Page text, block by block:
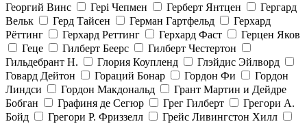
Георгий Винс Гері Чепмен Герберт Янтцен
Гергард
Вельк
Герд Тайсен Герман Гартфельд
Герхард
Рёттинг
Герхард Реттинг Герхард Фаст
Герцен Яков
Геце
Гилберт Беерс
Гилберт Честертон
Гильдебрант Н.
Глория Коупленд
Глэйдис Эйлворд
Говард Дейтон
Гораций Бонар Гордон Фи
Гордон
Линдси
Гордон Макдональд
Грант Мартин и Дейдре
Бобган
Графиня де Сегюр Грег Гилберт
Грегори А.
Бойд
Грегори Р. Фриззелл
Грейс Ливингстон Хилл